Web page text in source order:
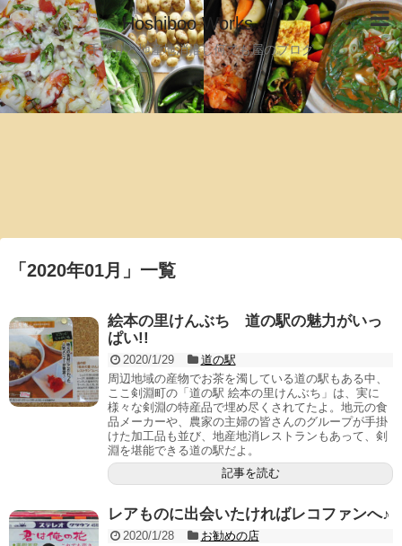
Hoshiboo Works
手作りと地産地消推し何でも屋のブログ
「 2020年01月 」 一覧
絵本の里けんぶち 道の駅の魅力がいっ
ぱい!!
2020/1/29
道の駅
周辺地域の産物でお茶を濁している道の駅もある中、
ここ剣淵町の「道の駅 絵本の里けんぶち」は、実に
様々な剣淵の特産品で埋め尽くされてたよ。地元の食
品メーカーや、農家の主婦の皆さんのグループが手掛
けた加工品も並び、地産地消レストランもあって、剣
淵を堪能できる道の駅だよ。
記事を読む
レアものに出会いたければレコファンへ♪
2020/1/28
お勧めの店